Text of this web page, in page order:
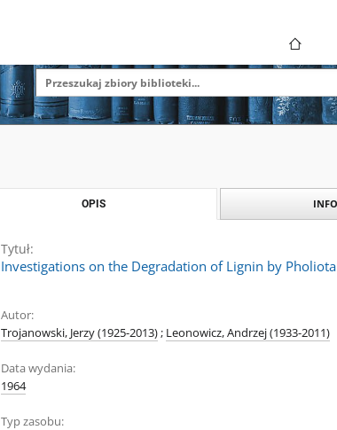
OPIS
Tytuł:
Investigations on the Degradation of Lignin by
Autor:
Trojanowski, Jerzy (1925-2013); Leonowicz, Andrzej (1933-2011)
Data wydania:
1964
Typ zasobu: